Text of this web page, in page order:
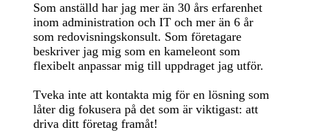
Som anställd har jag mer än 30 års erfarenhet
inom administration och IT och mer än 6 år
som redovisningskonsult. Som företagare
beskriver jag mig som en kameleont som
flexibelt anpassar mig till uppdraget jag utför.
Tveka inte att kontakta mig för en lösning som
låter dig fokusera på det som är viktigast: att
driva ditt företag framåt!